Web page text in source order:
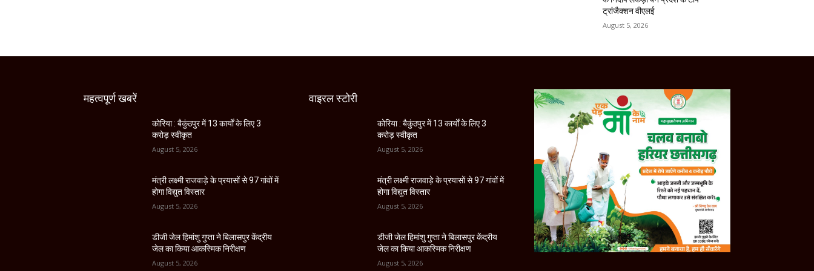
ट्रांजैक्शन वीएलई
August 5, 2026
महत्वपूर्ण खबरें
कोरिया : बैकुंठपुर में 13 कार्यों के लिए 3
करोड़ स्वीकृत
August 5, 2026
मंत्री लक्ष्मी राजवाड़े के प्रयासों से 97 गांवों में
होगा विद्युत विस्तार
August 5, 2026
डीजी जेल हिमांशु गुप्ता ने बिलासपुर केंद्रीय
जेल का किया आकस्मिक निरीक्षण
August 5, 2026
वाइरल स्टोरी
कोरिया : बैकुंठपुर में 13 कार्यों के लिए 3
करोड़ स्वीकृत
August 5, 2026
मंत्री लक्ष्मी राजवाड़े के प्रयासों से 97 गांवों में
होगा विद्युत विस्तार
August 5, 2026
डीजी जेल हिमांशु गुप्ता ने बिलासपुर केंद्रीय
जेल का किया आकस्मिक निरीक्षण
August 5, 2026